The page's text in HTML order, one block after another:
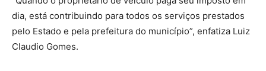
dia, está contribuindo para todos os serviços prestados
pelo Estado e pela prefeitura do município”, enfatiza Luiz
Claudio Gomes.